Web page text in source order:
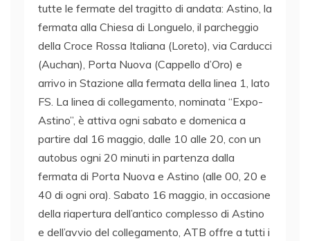
tutte le fermate del tragitto di andata: Astino, la
fermata alla Chiesa di Longuelo, il parcheggio
della Croce Rossa Italiana (Loreto), via Carducci
(Auchan), Porta Nuova (Cappello d’Oro) e
arrivo in Stazione alla fermata della linea 1, lato
FS. La linea di collegamento, nominata “Expo-
Astino”, è attiva ogni sabato e domenica a
partire dal 16 maggio, dalle 10 alle 20, con un
autobus ogni 20 minuti in partenza dalla
fermata di Porta Nuova e Astino (alle 00, 20 e
40 di ogni ora). Sabato 16 maggio, in occasione
della riapertura dell’antico complesso di Astino
e dell’avvio del collegamento, ATB offre a tutti i